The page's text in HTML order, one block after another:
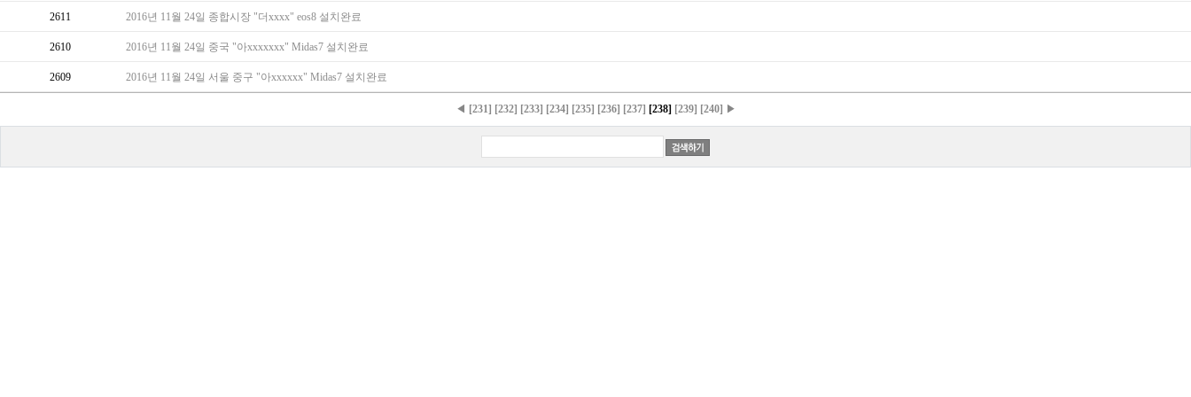
2611 2016년 11월 24일 종합시장 "더xxxx" eos8 설치완료
2610 2016년 11월 24일 중국 "아xxxxxxx" Midas7 설치완료
2609 2016년 11월 24일 서울 중구 "아xxxxxx" Midas7 설치완료
◀ [231] [232] [233] [234] [235] [236] [237] [238] [239] [240] ▶